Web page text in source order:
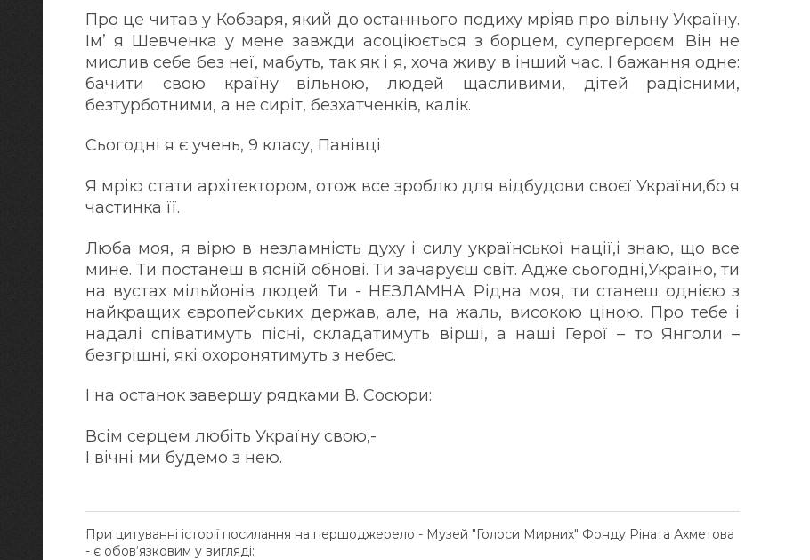
Про це читав у Кобзаря, який до останнього подиху мріяв про вільну Україну.
Ім’ я Шевченка у мене завжди асоціюється з борцем, супергероєм. Він не
мислив себе без неї, мабуть, так як і я, хоча живу в інший час. І бажання одне:
бачити свою країну вільною, людей щасливими, дітей радісними,
безтурботними, а не сиріт, безхатченків, калік.
Сьогодні я є учень, 9 класу, Панівці
Я мрію стати архітектором, отож все зроблю для відбудови своєї України,бо я
частинка її.
Люба моя, я вірю в незламність духу і силу української нації,і знаю, що все
мине. Ти постанеш в ясній обнові. Ти зачаруєш світ. Адже сьогодні,Україно, ти
на вустах мільйонів людей. Ти - НЕЗЛАМНА. Рідна моя, ти станеш однією з
найкращих європейських держав, але, на жаль, високою ціною. Про тебе і
надалі співатимуть пісні, складатимуть вірші, а наші Герої – то Янголи –
безгрішні, які охоронятимуть з небес.
І на останок завершу рядками В. Сосюри:
Всім серцем любіть Україну свою,-
І вічні ми будемо з нею.
При цитуванні історії посилання на першоджерело - Музей "Голоси Мирних" Фонду Ріната Ахметова
- є обов‘язковим у вигляді: